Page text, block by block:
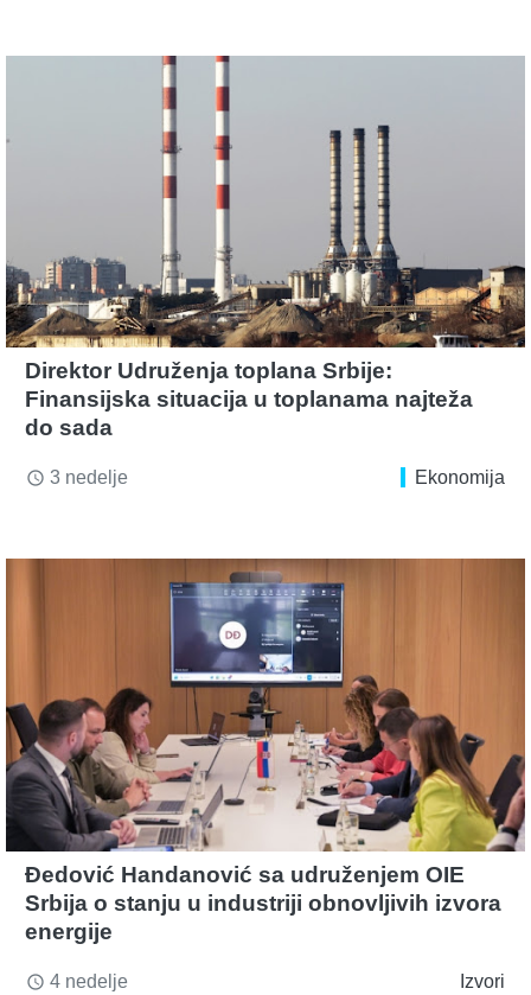
Direktor Udruženja toplana Srbije:
Finansijska situacija u toplanama najteža
do sada
access_time 3 nedelje Ekonomija
Đedović Handanović sa udruženjem OIE
Srbija o stanju u industriji obnovljivih izvora
energije
access_time 4 nedelje Izvori